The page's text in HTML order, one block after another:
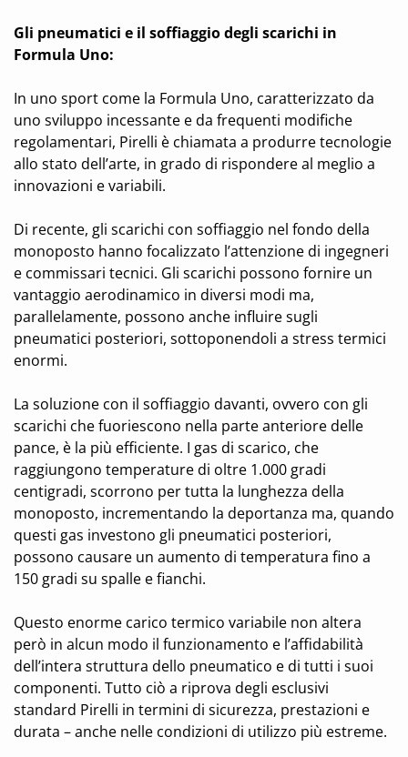
Gli pneumatici e il soffiaggio degli scarichi in
Formula Uno:
In uno sport come la Formula Uno, caratterizzato da
uno sviluppo incessante e da frequenti modifiche
regolamentari, Pirelli è chiamata a produrre tecnologie
allo stato dell’arte, in grado di rispondere al meglio a
innovazioni e variabili.
Di recente, gli scarichi con soffiaggio nel fondo della
monoposto hanno focalizzato l’attenzione di ingegneri
e commissari tecnici. Gli scarichi possono fornire un
vantaggio aerodinamico in diversi modi ma,
parallelamente, possono anche influire sugli
pneumatici posteriori, sottoponendoli a stress termici
enormi.
La soluzione con il soffiaggio davanti, ovvero con gli
scarichi che fuoriescono nella parte anteriore delle
pance, è la più efficiente. I gas di scarico, che
raggiungono temperature di oltre 1.000 gradi
centigradi, scorrono per tutta la lunghezza della
monoposto, incrementando la deportanza ma, quando
questi gas investono gli pneumatici posteriori,
possono causare un aumento di temperatura fino a
150 gradi su spalle e fianchi.
Questo enorme carico termico variabile non altera
però in alcun modo il funzionamento e l’affidabilità
dell’intera struttura dello pneumatico e di tutti i suoi
componenti. Tutto ciò a riprova degli esclusivi
standard Pirelli in termini di sicurezza, prestazioni e
durata – anche nelle condizioni di utilizzo più estreme.